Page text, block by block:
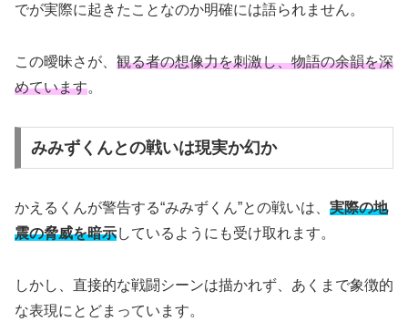
でが実際に起きたことなのか明確には語られません。
この曖昧さが、 観る者の想像力を刺激し、物語の余韻を深
めています。
みみずくんとの戦いは現実か幻か
かえるくんが警告する“みみずくん”との戦いは、 実際の地
震の脅威を暗示しているようにも受け取れます。
しかし、直接的な戦闘シーンは描かれず、あくまで象徴的
な表現にとどまっています。